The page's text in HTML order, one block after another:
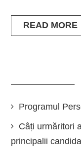
READ MORE
Programul
Câți urmăritori
principalii